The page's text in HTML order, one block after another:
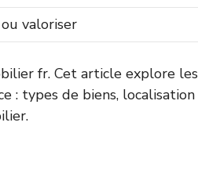
valoriser
fr. Cet article explore les
: types de biens, localisation